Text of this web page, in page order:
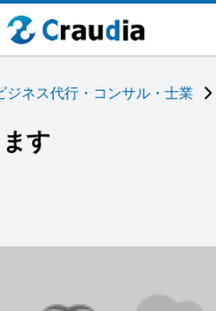
ジネス代行・コンサル・士業
す